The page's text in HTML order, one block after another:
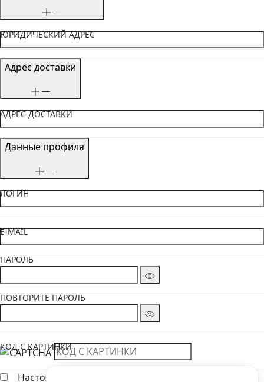
ЮРИДИЧЕСКИЙ АДРЕС
Адрес доставки
АДРЕС ДОСТАВКИ
Данные профиля
ЛОГИН
E-MAIL
ПАРОЛЬ
ПОВТОРИТЕ ПАРОЛЬ
КОД С КАРТИНКИ
Настоящим подтверждаю, что я ознакомлен и